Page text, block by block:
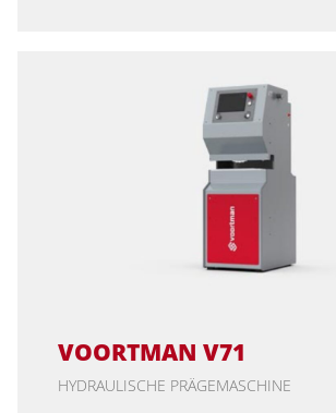
VOORTMAN V71
HYDRAULISCHE PRÄGEMASCHINE